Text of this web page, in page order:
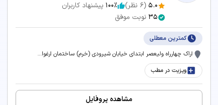
5.0
(
6 نظر) 100٪ پیشنهاد کاربران
35 نوبت موفق
کمترین معطلی
اراک چهارراه ولیعصر ابتدای خیابان شیرودی (خرم) ساختمان ارغوا...
ویزیت در مطب
مشاهده پروفایل